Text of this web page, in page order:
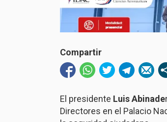
Compartir
El presidente Luis Abinade
Directores en el Palacio